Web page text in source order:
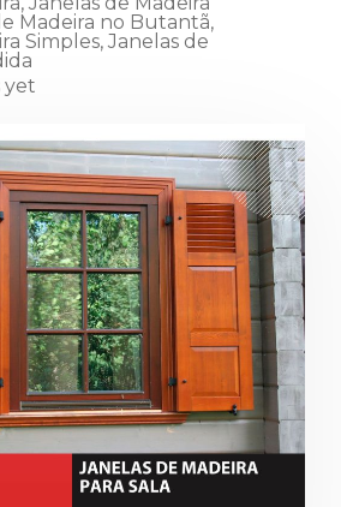
Madeira no Butantã,
Simples, Janelas de
yet